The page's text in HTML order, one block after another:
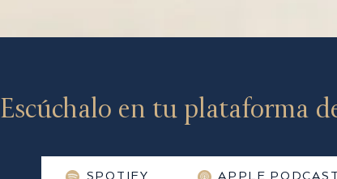
Escúchalo en tu plataforma